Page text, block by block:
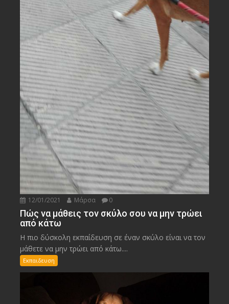
12/01/2021 Μάρσα 0
Πώς να μάθεις τον σκύλο σου να μην τρώει
από κάτω
Η πιο δύσκολη εκπαίδευση σε έναν σκύλο είναι να τον
μάθετε να μην τρώει από κάτω....
Εκπαιδευση